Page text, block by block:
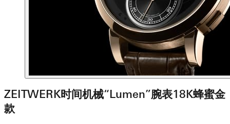
ZEITWERK时间机械“Lumen”腕表18K蜂蜜金
款